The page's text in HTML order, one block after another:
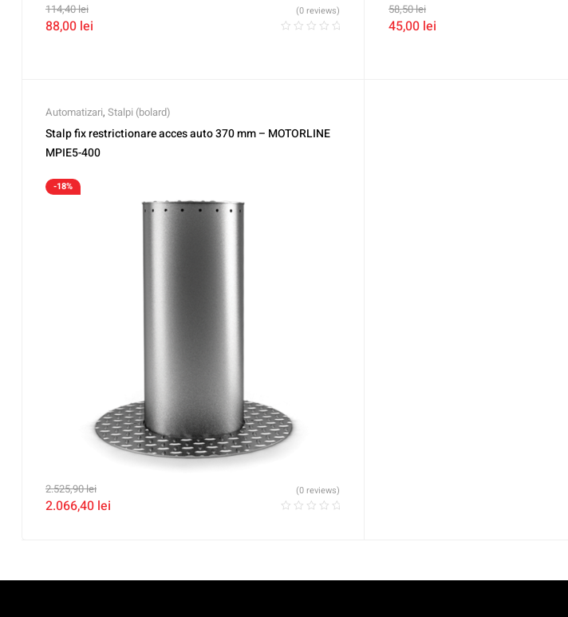
114,40lei
88,00 lei
(0 reviews) 58,50lei
45,00 lei
Automatizari, Stalpi (bolard)
Stalp fix restrictionare acces auto 370 mm – MOTORLINE
MPIE5-400
-18%
2.525,90lei
2.066,40 lei
(0 reviews)